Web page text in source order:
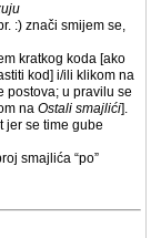
:) znači smijem se,
kratkog koda [ako
kod] i/ili klikom na
postova; u pravilu se
na Ostali smajlići].
jer se time gube
smajlića “po”